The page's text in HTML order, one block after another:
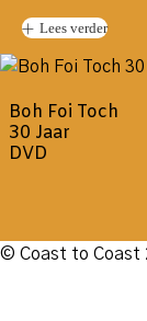
Lees verder
Boh Foi Toch
30 Jaar
DVD
© Coast to Coast